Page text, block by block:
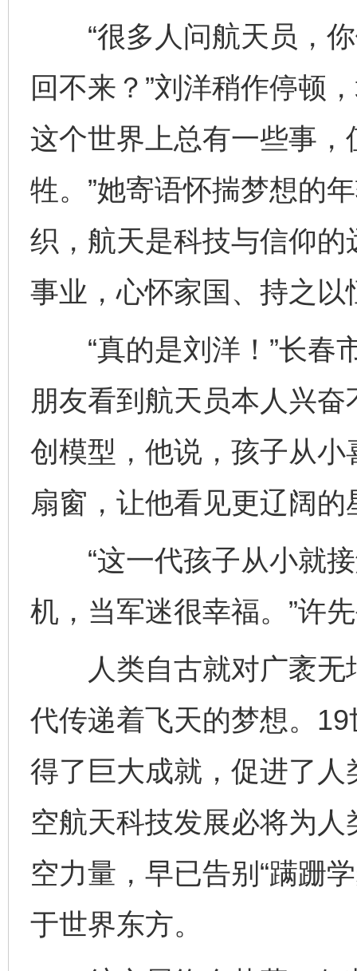
“很多人问航天员，你
回不来？”刘洋稍作停顿
这个世界上总有一些事
牲。”她寄语怀揣梦想的
织，航天是科技与信仰
事业，心怀家国、持之以
“真的是刘洋！”长春
朋友看到航天员本人兴奋
创模型，他说，孩子从小
扇窗，让他看见更辽阔的
“这一代孩子从小就接
机，当军迷很幸福。”许
人类自古就对广袤无
代传递着飞天的梦想。
得了巨大成就，促进了
空航天科技发展必将为
空力量，早已告别“蹒跚
于世界东方。